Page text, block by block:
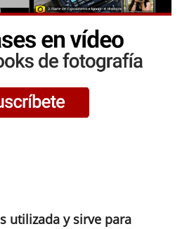
utilizada y sirve para